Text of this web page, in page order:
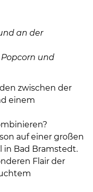
an der
und
zwischen der
einem
auf einer großen
Bad Bramstedt.
Flair der